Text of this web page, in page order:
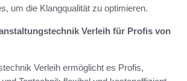
um die Klangqualität zu optimieren.
Verleih für Profis von
Verleih ermöglicht es Profis,